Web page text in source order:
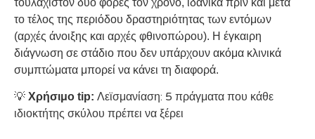
το τέλος της περιόδου δραστηριότητας των εντόμων
(αρχές άνοιξης και αρχές φθινοπώρου). Η έγκαιρη
διάγνωση σε στάδιο που δεν υπάρχουν ακόμα κλινικά
συμπτώματα μπορεί να κάνει τη διαφορά.
💡 Χρήσιμο tip: Λεϊσμανίαση: 5 πράγματα που κάθε
ιδιοκτήτης σκύλου πρέπει να ξέρει